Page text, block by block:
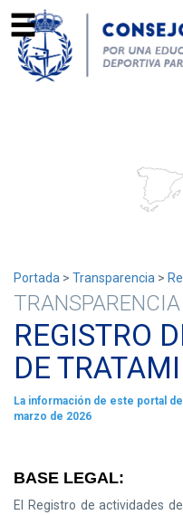
Portada > Transparencia >
TRANSPARENCIA
REGISTRO
DE
La información de este portal
marzo de 2026
BASE LEGAL:
El Registro de actividades